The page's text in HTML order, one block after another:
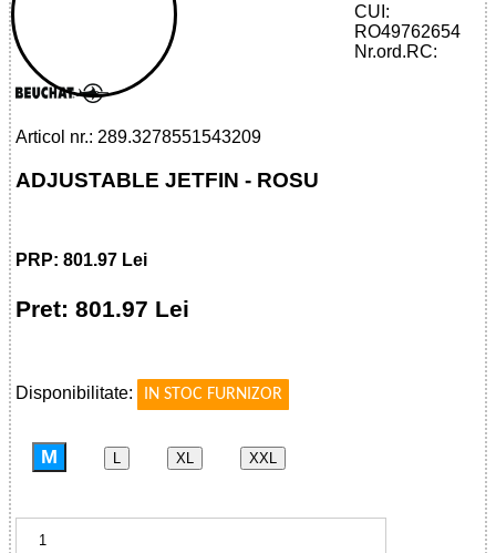
32785515432 - ADJUSTABLE JETFIN -
RED
Articol nr.: 289.3278551543209
ADJUSTABLE JETFIN - ROSU
PRP: 801.97 Lei
Pret: 801.97 Lei
Disponibilitate:
IN STOC FURNIZOR
M XL XXL
CUI:
RO49762654
Nr.ord.RC: